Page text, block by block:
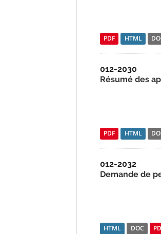
PDF HTML
012-2030
Résumé des
PDF HTML
012-2032
Demande de
HTML DOC